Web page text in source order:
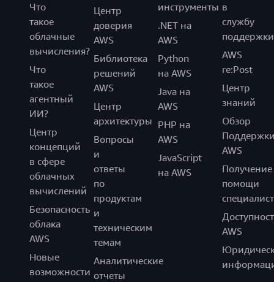
Что
такое
облачные
вычисления?
Что
такое
агентный
ИИ?
Центр
концепций
в сфере
облачных
вычислений
Безопасность
облака
AWS
Новые
возможности
Центр
доверия
AWS
Библиотека
решений
AWS
Центр
архитектуры
Вопросы
и
ответы
по
продуктам
и
техническим
темам
Аналитические
отчеты
инструменты
.NET на
AWS
Python
на AWS
Java на
AWS
PHP на
AWS
JavaScript
на AWS
в
службу
поддержки
AWS
re:Post
Центр
знаний
Обзор
AWS
Получение
помощи
AWS